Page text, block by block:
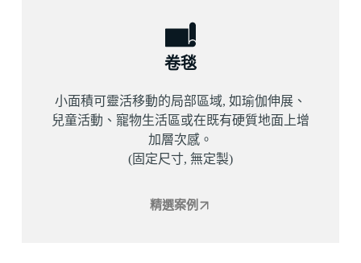
卷毯
小面積可靈活移動的局部區域, 如瑜伽伸展、
兒童活動、寵物生活區或在既有硬質地面上增
加層次感。
(固定尺寸, 無定製)
精選案例